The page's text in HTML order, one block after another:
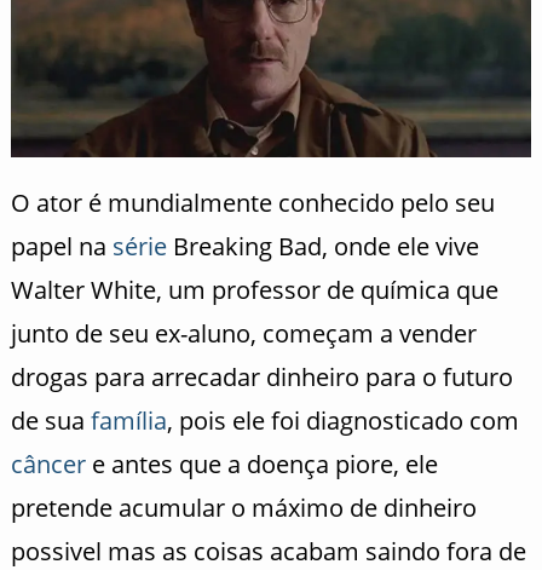
O ator é mundialmente conhecido pelo seu
papel na sérieBreaking Bad, onde ele vive
Walter White, um professor de química que
junto de seu ex-aluno, começam a vender
drogas para arrecadar dinheiro para o futuro
de sua família, pois ele foi diagnosticado com
câncere antes que a doença piore, ele
pretende acumular o máximo de dinheiro
possivel mas as coisas acabam saindo fora de